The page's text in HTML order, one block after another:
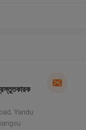
Yandu